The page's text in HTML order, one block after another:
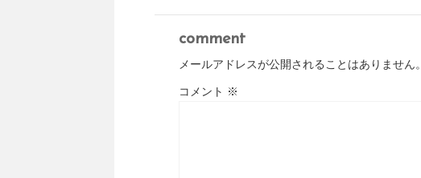
comment
メールアドレスが公開されることはありません。
コメント ※